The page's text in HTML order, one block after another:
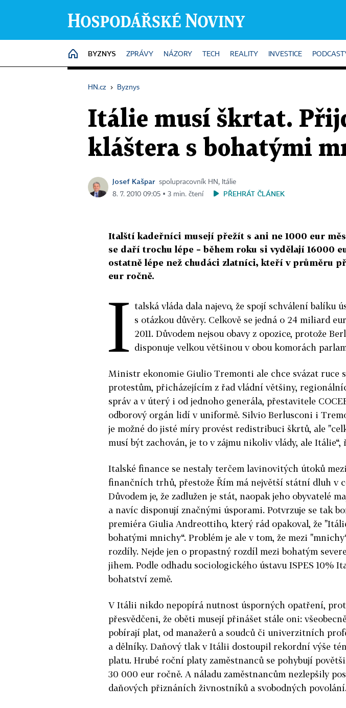
HOME
BYZNYS ZPRÁVY NÁZORY TECH REALITY INVESTICE
HN.cz › Byznys
Itálie musí škrtat.
kláštera s bohatými
Josef Kašpar spolupracovník HN, Itálie
8. 7. 2010 09:05 ▪ 3 min. čtení
PŘEHRÁT ČLÁNEK
Italští kadeřníci musejí přežít s ani ne 1000 eur
se daří trochu lépe – během roku si vydělají 16000
ostatně lépe než chudáci zlatníci, kteří v průměru
eur ročně.
I talská vláda dala najevo, že spojí schválení balíku
s otázkou důvěry. Celkově se jedná o 24 miliard
2011. Důvodem nejsou obavy z opozice, protože
disponuje velkou většinou v obou komorách
Ministr ekonomie Giulio Tremonti ale chce svázat ruce
protestům, přicházejícím z řad vládní většiny,
správ a v úterý i od jednoho generála, přestavitele
odborový orgán lidí v uniformě. Silvio Berlusconi i
je možné do jisté míry provést redistribuci škrtů, ale
musí být zachován, je to v zájmu nikoliv vlády, ale Itálie“,
Italské finance se nestaly terčem lavinovitých útoků
finančních trhů, přestože Řím má největší státní dluh v
Důvodem je, že zadlužen je stát, naopak jeho obyvatelé
a navíc disponují značnými úsporami. Potvrzuje se tak
premiéra Giulia Andreottiho, který rád opakoval, že
bohatými mnichy“. Problém je ale v tom, že mezi
rozdíly. Nejde jen o propastný rozdíl mezi bohatým
jihem. Podle odhadu sociologického ústavu ISPES 10%
bohatství země.
V Itálii nikdo nepopírá nutnost úsporných opatření,
přesvědčeni, že oběti musejí přinášet stále oni:
pobírají plat, od manažerů a soudců či univerzitních
a dělníky. Daňový tlak v Itálii dostoupil rekordní výše
platu. Hrubé roční platy zaměstnanců se pohybují
30 000 eur ročně. A náladu zaměstnancům nezlepšily
daňových přiznáních živnostníků a svobodných